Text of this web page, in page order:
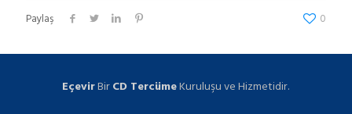
Paylaş 0
EçevirBirCD TercümeKuruluşu ve Hizmetidir.